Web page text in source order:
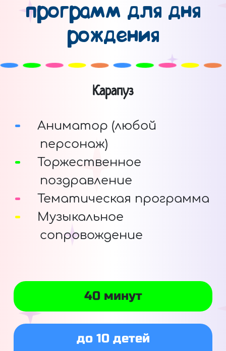
программ для дня
рождения
Карапуз
Аниматор (любой
персонаж)
Торжественное
поздравление
Тематическая программа
Музыкальное
сопровождение
40 минут
до 10 детей